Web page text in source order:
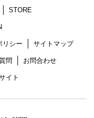
STORE
リシー サイトマップ
問 お問合わせ
イト